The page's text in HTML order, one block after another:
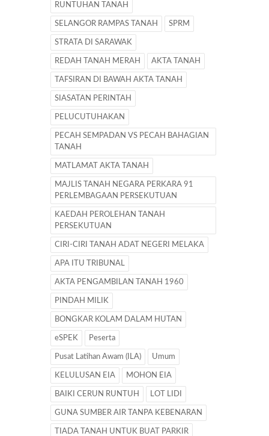
RUNTUHAN TANAH
SELANGOR RAMPAS TANAH SPRM
STRATA DI SARAWAK
REDAH TANAH MERAH AKTA TANAH
TAFSIRAN DI BAWAH AKTA TANAH
SIASATAN PERINTAH
PELUCUTUHAKAN
PECAH SEMPADAN VS PECAH BAHAGIAN
TANAH
MATLAMAT AKTA TANAH
MAJLIS TANAH NEGARA PERKARA 91
PERLEMBAGAAN PERSEKUTUAN
KAEDAH PEROLEHAN TANAH
PERSEKUTUAN
CIRI-CIRI TANAH ADAT NEGERI MELAKA
APA ITU TRIBUNAL
AKTA PENGAMBILAN TANAH 1960
PINDAH MILIK
BONGKAR KOLAM DALAM HUTAN
eSPEK Peserta
Pusat Latihan Awam (ILA) Umum
KELULUSAN EIA MOHON EIA
BAIKI CERUN RUNTUH LOT LIDI
GUNA SUMBER AIR TANPA KEBENARAN
TIADA TANAH UNTUK BUAT PARKIR